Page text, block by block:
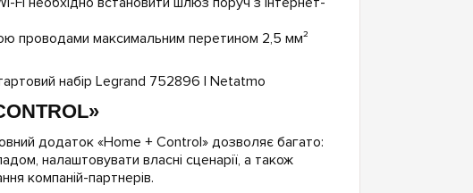
проводами максимальним перетином 2,5 мм²
додаток «Home + Control» дозволяє багато:
налаштовувати власні сценарії, а також
компаній-партнерів.